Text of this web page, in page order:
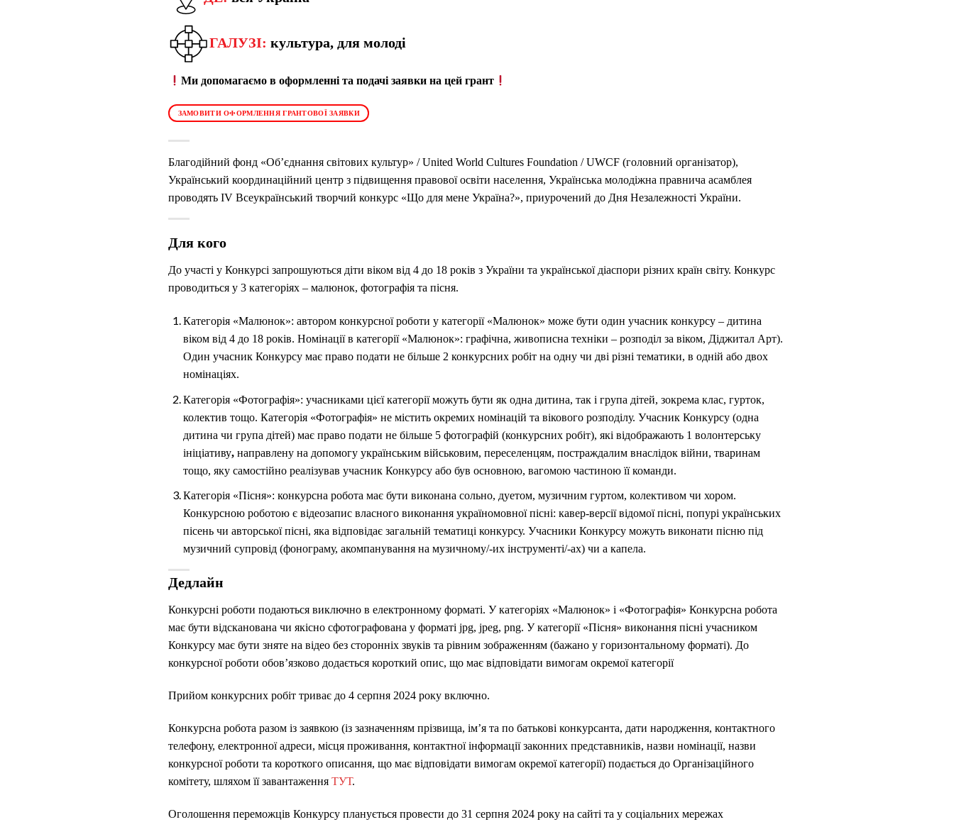
ГАЛУЗІ: культура, для молоді
Ми допомагаємо в оформленні та подачі заявки на цей грант
ЗАМОВИТИ ОФОРМЛЕННЯ ГРАНТОВОЇ ЗАЯВКИ
Благодійний фонд «Об’єднання світових культур» / United World Cultures Foundation / UWCF (головний організатор),
Український координаційний центр з підвищення правової освіти населення, Українська молодіжна правнича асамблея
проводять IV Всеукраїнський творчий конкурс «Що для мене Україна?», приурочений до Дня Незалежності України.
Для кого
До участі у Конкурсі запрошуються діти віком від 4 до 18 років з України та української діаспори різних країн світу. Конкурс
проводиться у 3 категоріях – малюнок, фотографія та пісня.
Категорія «Малюнок»: автором конкурсної роботи у категорії «Малюнок» може бути один учасник конкурсу – дитина
віком від 4 до 18 років. Номінації в категорії «Малюнок»: графічна, живописна техніки – розподіл за віком, Діджитал Арт).
Один учасник Конкурсу має право подати не більше 2 конкурсних робіт на одну чи дві різні тематики, в одній або двох
номінаціях.
Категорія «Фотографія»: учасниками цієї категорії можуть бути як одна дитина, так і група дітей, зокрема клас, гурток,
колектив тощо. Категорія «Фотографія» не містить окремих номінацій та вікового розподілу. Учасник Конкурсу (одна
дитина чи група дітей) має право подати не більше 5 фотографій (конкурсних робіт), які відображають 1 волонтерську
ініціативу,направлену на допомогу українським військовим, переселенцям, постраждалим внаслідок війни, тваринам
тощо, яку самостійно реалізував учасник Конкурсу або був основною, вагомою частиною її команди.
Категорія «Пісня»: конкурсна робота має бути виконана сольно, дуетом, музичним гуртом, колективом чи хором.
Конкурсною роботою є відеозапис власного виконання україномовної пісні: кавер-версії відомої пісні, попурі українських
пісень чи авторської пісні, яка відповідає загальній тематиці конкурсу. Учасники Конкурсу можуть виконати пісню під
музичний супровід (фонограму, акомпанування на музичному/-их інструменті/-ах) чи а капела.
Дедлайн
Конкурсні роботи подаються виключно в електронному форматі. У категоріях «Малюнок» і «Фотографія» Конкурсна робота
має бути відсканована чи якісно сфотографована у форматі jpg, jpeg, png. У категорії «Пісня» виконання пісні учасником
Конкурсу має бути зняте на відео без сторонніх звуків та рівним зображенням (бажано у горизонтальному форматі). До
конкурсної роботи обов’язково додається короткий опис, що має відповідати вимогам окремої категорії
Прийом конкурсних робіт триває до 4 серпня 2024 року включно.
Конкурсна робота разом із заявкою (із зазначенням прізвища, ім’я та по батькові конкурсанта, дати народження, контактного
телефону, електронної адреси, місця проживання, контактної інформації законних представників, назви номінації, назви
конкурсної роботи та короткого описання, що має відповідати вимогам окремої категорії) подається до Організаційного
комітету, шляхом її завантаження ТУТ.
Оголошення переможців Конкурсу планується провести до 31 серпня 2024 року на сайті та у соціальних мережах